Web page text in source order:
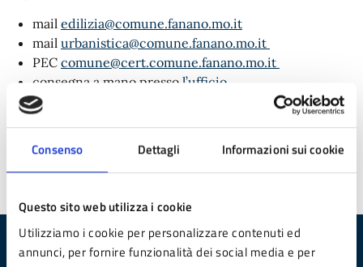
Consenso Dettagli Informazioni sui cookie
Questo sito web utilizza i cookie
Utilizziamo i cookie per personalizzare contenuti ed
annunci, per fornire funzionalità dei social media e per
mail edilizia@comune.fanano.mo.it
mail urbanistica@comune.fanano.mo.it
PEC comune@cert.comune.fanano.mo.it
consegna a mano presso l’ufficio
per posta all’indirizzo del Comune
Quanto sono chiare le informazioni su questa